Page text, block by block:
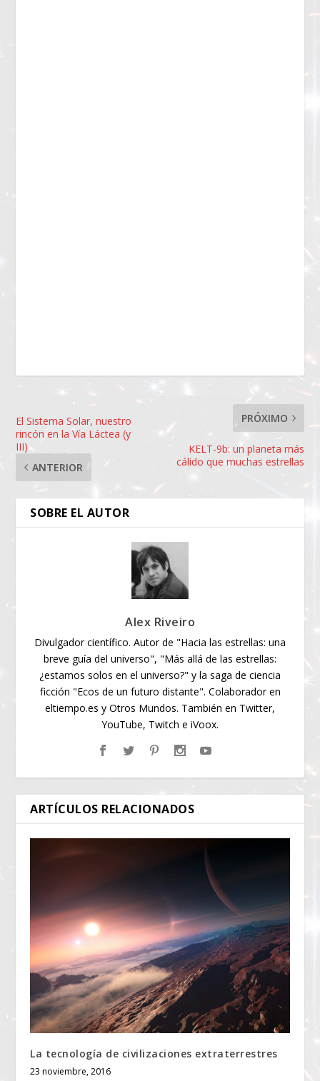
El Sistema Solar, nuestro
rincón en la Vía Láctea (y
III)
ANTERIOR
PRÓXIMO
KELT-9b: un planeta más
cálido que muchas estrellas
SOBRE EL AUTOR
Alex Riveiro
Divulgador científico. Autor de "Hacia las estrellas: una
breve guía del universo", "Más allá de las estrellas:
¿estamos solos en el universo?" y la saga de ciencia
ficción "Ecos de un futuro distante". Colaborador en
eltiempo.es y Otros Mundos. También en Twitter,
YouTube, Twitch e iVoox.
ARTÍCULOS RELACIONADOS
La tecnología de civilizaciones extraterrestres
23 noviembre, 2016